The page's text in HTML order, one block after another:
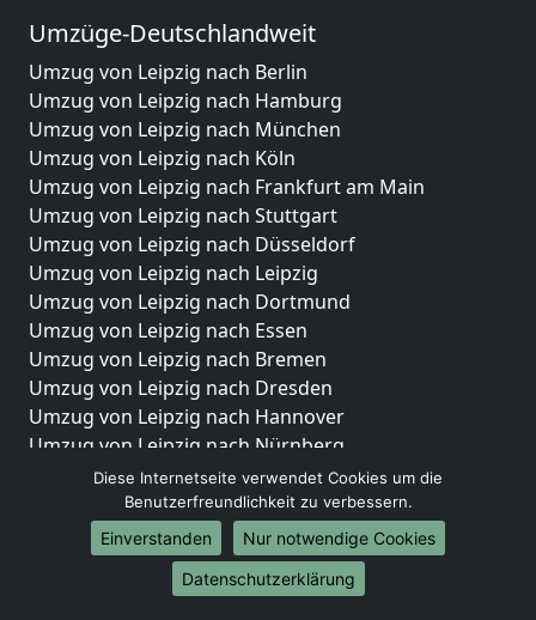
Umzüge-Deutschlandweit
Umzug von Leipzig nach Berlin
Umzug von Leipzig nach Hamburg
Umzug von Leipzig nach München
Umzug von Leipzig nach Köln
Umzug von Leipzig nach Frankfurt am Main
Umzug von Leipzig nach Stuttgart
Umzug von Leipzig nach Düsseldorf
Umzug von Leipzig nach Leipzig
Umzug von Leipzig nach Dortmund
Umzug von Leipzig nach Essen
Umzug von Leipzig nach Bremen
Umzug von Leipzig nach Dresden
Umzug von Leipzig nach Hannover
Umzug von Leipzig nach Nürnberg
Umzug von Leipzig nach Duisburg
Umzug von Leipzig nach Bochum
Umzug von Leipzig nach Wuppertal
Umzug von Leipzig nach Bielefeld
Umzug von Leipzig nach Bonn
Diese Internetseite verwendet Cookies um die
Benutzerfreundlichkeit zu verbessern.
Einverstanden
Nur notwendige Cookies
Datenschutzerklärung